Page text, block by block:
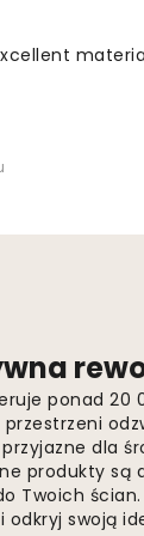
ponad
dla
produkty są
Twoich
odkryj swoją